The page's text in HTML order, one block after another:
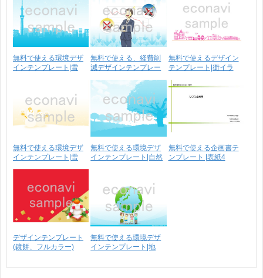
無料で使える環境デザ
インテンプレート|雪
無料で使える、経費削
減デザインテンプレー
無料で使えるデザイン
テンプレート|街イラ
無料で使える環境デザ
インテンプレート|雪
無料で使える環境デザ
インテンプレート|自然
無料で使える企画書テ
ンプレート |表紙4
デザインテンプレート
(鏡餅、フルカラー)
無料で使える環境デザ
インテンプレート|地